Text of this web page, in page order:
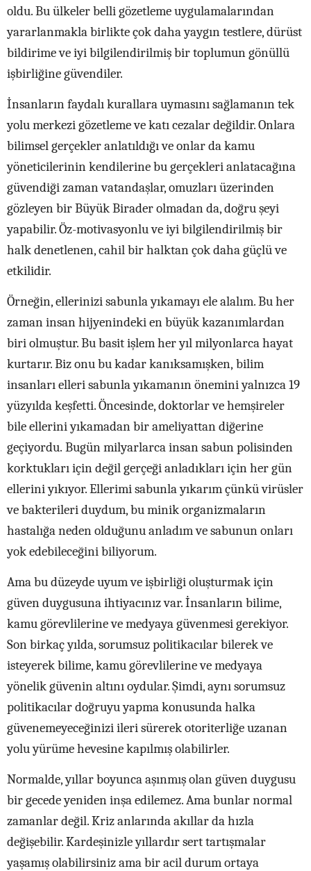
oldu. Bu ülkeler belli gözetleme uygulamalarından
yararlanmakla birlikte çok daha yaygın testlere, dürüst
bildirime ve iyi bilgilendirilmiş bir toplumun gönüllü
işbirliğine güvendiler.
İnsanların faydalı kurallara uymasını sağlamanın tek
yolu merkezi gözetleme ve katı cezalar değildir. Onlara
bilimsel gerçekler anlatıldığı ve onlar da kamu
yöneticilerinin kendilerine bu gerçekleri anlatacağına
güvendiği zaman vatandaşlar, omuzları üzerinden
gözleyen bir Büyük Birader olmadan da, doğru şeyi
yapabilir. Öz-motivasyonlu ve iyi bilgilendirilmiş bir
halk denetlenen, cahil bir halktan çok daha güçlü ve
etkilidir.
Örneğin, ellerinizi sabunla yıkamayı ele alalım. Bu her
zaman insan hijyenindeki en büyük kazanımlardan
biri olmuştur. Bu basit işlem her yıl milyonlarca hayat
kurtarır. Biz onu bu kadar kanıksamışken, bilim
insanları elleri sabunla yıkamanın önemini yalnızca 19
yüzyılda keşfetti. Öncesinde, doktorlar ve hemşireler
bile ellerini yıkamadan bir ameliyattan diğerine
geçiyordu. Bugün milyarlarca insan sabun polisinden
korktukları için değil gerçeği anladıkları için her gün
ellerini yıkıyor. Ellerimi sabunla yıkarım çünkü virüsler
ve bakterileri duydum, bu minik organizmaların
hastalığa neden olduğunu anladım ve sabunun onları
yok edebileceğini biliyorum.
Ama bu düzeyde uyum ve işbirliği oluşturmak için
güven duygusuna ihtiyacınız var. İnsanların bilime,
kamu görevlilerine ve medyaya güvenmesi gerekiyor.
Son birkaç yılda, sorumsuz politikacılar bilerek ve
isteyerek bilime, kamu görevlilerine ve medyaya
yönelik güvenin altını oydular. Şimdi, aynı sorumsuz
politikacılar doğruyu yapma konusunda halka
güvenemeyeceğinizi ileri sürerek otoriterliğe uzanan
yolu yürüme hevesine kapılmış olabilirler.
Normalde, yıllar boyunca aşınmış olan güven duygusu
bir gecede yeniden inşa edilemez. Ama bunlar normal
zamanlar değil. Kriz anlarında akıllar da hızla
değişebilir. Kardeşinizle yıllardır sert tartışmalar
yaşamış olabilirsiniz ama bir acil durum ortaya